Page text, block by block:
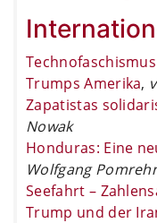
Trumps Amerika,
Zapatistas
Nowak
Honduras: Eine
Wolfgang
Seefahrt –
Trump und der